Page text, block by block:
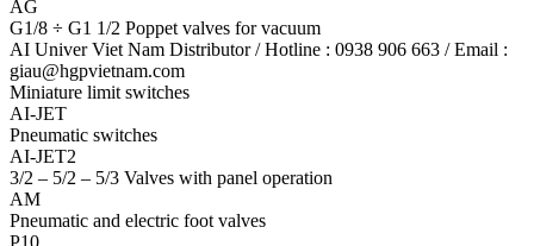
AG
G1/8 ÷ G1 1/2 Poppet valves for vacuum
AI Univer Viet Nam Distributor / Hotline : 0938 906 663 / Email :
giau@hgpvietnam.com
Miniature limit switches
AI-JET
Pneumatic switches
AI-JET2
3/2 – 5/2 – 5/3 Valves with panel operation
AM
Pneumatic and electric foot valves